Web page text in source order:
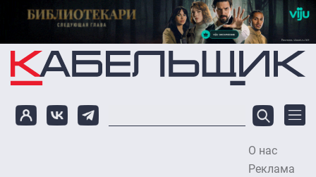
Перейти к основному содержанию
О нас
Реклама